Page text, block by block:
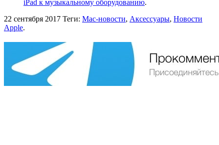
iPad к музыкальному оборудованию.
22 сентября 2017 Теги: Mac-новости, Аксессуары, Новости
Apple.